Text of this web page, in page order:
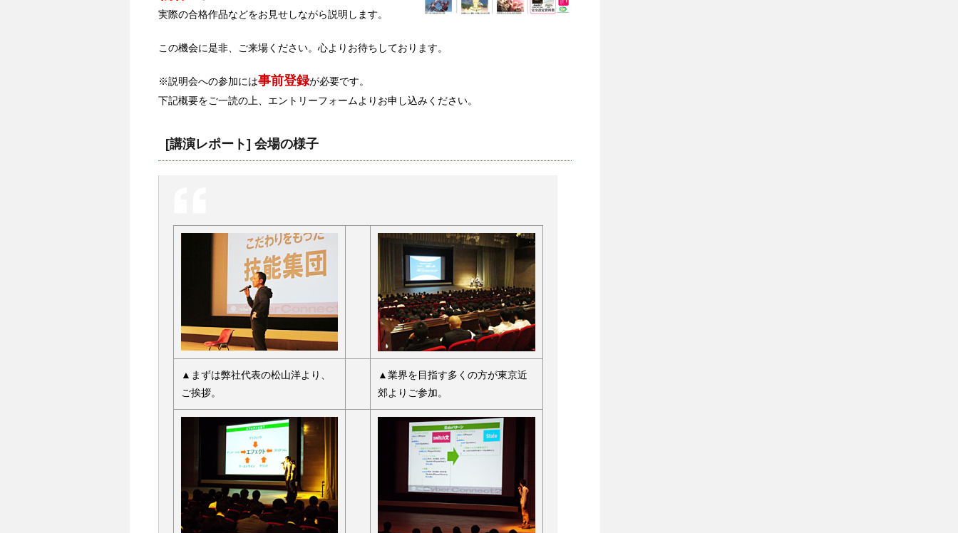
実際の合格作品などをお見せしながら説明します。
この機会に是非、ご来場ください。心よりお待ちしております。
※説明会への参加には事前登録が必要です。
下記概要をご一読の上、エントリーフォームよりお申し込みください。
[講演レポート] 会場の様子
▲まずは弊社代表の松山洋より、
ご挨拶。
▲業界を目指す多くの方が東京近
郊よりご参加。